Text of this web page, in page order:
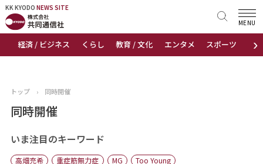
KK KYODO NEWS SITE
›
経済 / ビジネス くらし 教育 / 文化 エンタメ スポーツ 地域
MENU
KK KYODONEWS SITE
トップページ
ニュース
おすすめコンテンツ
トップ › 同時開催
同時開催
いま注目のキーワード
高畑充希 重症筋無力症 MG
Too Young